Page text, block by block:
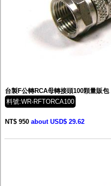
台製F公轉RCA母轉接頭100顆量販包
料號:WR-RFTORCA100
NT$ 950 about USD$ 29.62